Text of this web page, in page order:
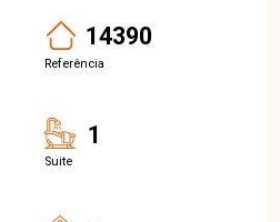
14390
Referência
1
Suite